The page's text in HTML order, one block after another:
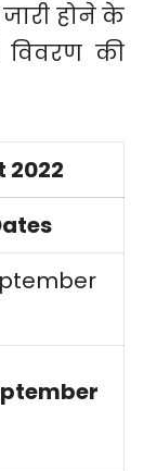
होने के
विवरण की
2022